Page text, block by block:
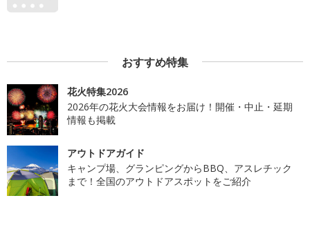
おすすめ特集
花火特集2026
2026年の花火大会情報をお届け！開催・中止・延期
情報も掲載
アウトドアガイド
キャンプ場、グランピングからBBQ、アスレチック
まで！全国のアウトドアスポットをご紹介